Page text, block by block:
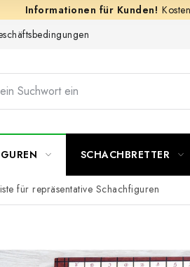
SCHACHBRETTER
für repräsentative Schachfiguren